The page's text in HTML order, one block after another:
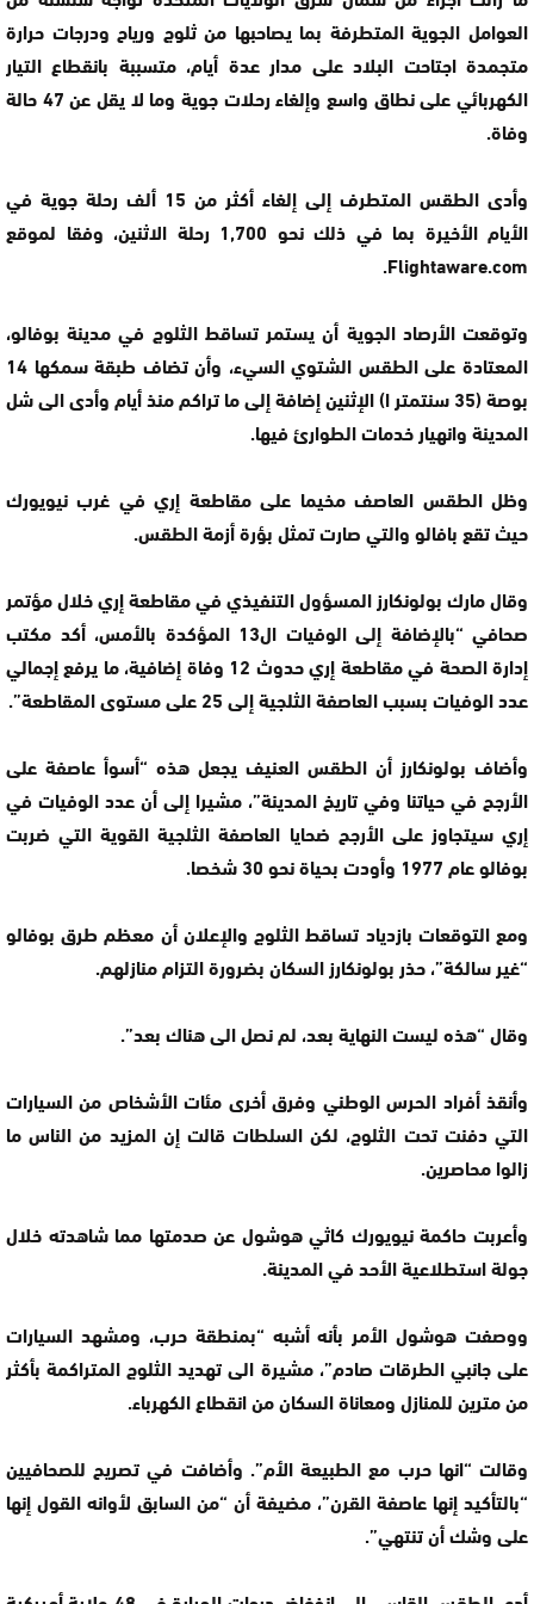
العوامل الجوية المتطرفة بما يصاحبها من ثلوج ورياح ودرجات حرارة
متجمدة اجتاحت البلاد على مدار عدة أيام، متسببة بانقطاع التيار
الكهربائي على نطاق واسع وإلغاء رحلات جوية وما لا يقل عن 47 حالة
وفاة.
وأدى الطقس المتطرف إلى إلغاء أكثر من 15 ألف رحلة جوية في
الأيام الأخيرة بما في ذلك نحو 1,700 رحلة الاثنين، وفقا لموقع
Flightaware.com.
وتوقعت الأرصاد الجوية أن يستمر تساقط الثلوج في مدينة بوفالو،
المعتادة على الطقس الشتوي السيء، وأن تضاف طبقة سمكها 14
بوصة (35 سنتمتر ا) الإثنين إضافة إلى ما تراكم منذ أيام وأدى الى شل
المدينة وانهيار خدمات الطوارئ فيها.
وظل الطقس العاصف مخيما على مقاطعة إري في غرب نيويورك
حيث تقع بافالو والتي صارت تمثل بؤرة أزمة الطقس.
وقال مارك بولونكارز المسؤول التنفيذي في مقاطعة إري خلال مؤتمر
صحافي “بالإضافة إلى الوفيات ال13 المؤكدة بالأمس، أكد مكتب
إدارة الصحة في مقاطعة إري حدوث 12 وفاة إضافية، ما يرفع إجمالي
عدد الوفيات بسبب العاصفة الثلجية إلى 25 على مستوى المقاطعة”.
وأضاف بولونكارز أن الطقس العنيف يجعل هذه “أسوأ عاصفة على
الأرجح في حياتنا وفي تاريخ المدينة”، مشيرا إلى أن عدد الوفيات في
إري سيتجاوز على الأرجح ضحايا العاصفة الثلجية القوية التي ضربت
بوفالو عام 1977 وأودت بحياة نحو 30 شخصا.
ومع التوقعات بازدياد تساقط الثلوج والإعلان أن معظم طرق بوفالو
“غير سالكة”، حذر بولونكارز السكان بضرورة التزام منازلهم.
وقال “هذه ليست النهاية بعد، لم نصل الى هناك بعد”.
وأنقذ أفراد الحرس الوطني وفرق أخرى مئات الأشخاص من السيارات
التي دفنت تحت الثلوج، لكن السلطات قالت إن المزيد من الناس ما
زالوا محاصرين.
وأعربت حاكمة نيويورك كاثي هوشول عن صدمتها مما شاهدته خلال
جولة استطلاعية الأحد في المدينة.
ووصفت هوشول الأمر بأنه أشبه “بمنطقة حرب، ومشهد السيارات
على جانبي الطرقات صادم”، مشيرة الى تهديد الثلوج المتراكمة بأكثر
من مترين للمنازل ومعاناة السكان من انقطاع الكهرباء.
وقالت “انها حرب مع الطبيعة الأم”. وأضافت في تصريح للصحافيين
“بالتأكيد إنها عاصفة القرن”، مضيفة أن “من السابق لأوانه القول إنها
على وشك أن تنتهي”.